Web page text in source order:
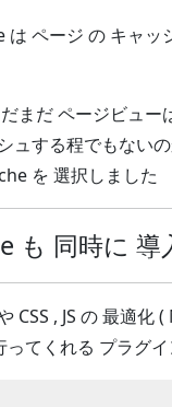
は ページ の キャッ
まだ ページビュー
ュする程でもない
を 選択しました
も 同時に 導
CSS , JS の 最適化
てくれる プラグ